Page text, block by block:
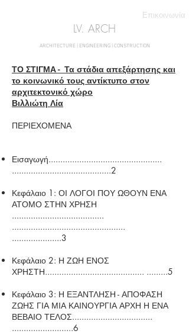
LV. ARCH
ARCHITECTURE | ENGINEERING | CONSTRUCTION
Επικοινωνία
ΤΟ ΣΤΙΓΜΑ - Τα στάδια απεξάρτησης και
το κοινωνικό τους αντίκτυπο στον
αρχιτεκτονικό χώρο
Βιλλιώτη Λία
ΠΕΡΙΕΧΟΜΕΝΑ
Εισαγωγή................................................
..........................................2
Κεφάλαιο 1: ΟΙ ΛΟΓΟΙ ΠΟΥ ΩΘΟΥΝ ΕΝΑ
ΑΤΟΜΟ ΣΤΗΝ ΧΡΗΣΗ
.......................................
................................................
.....................3
Κεφάλαιο 2: Η ΖΩΗ ΕΝΟΣ
ΧΡΗΣΤΗ.......................................... .........5
Κεφάλαιο 3: Η ΕΞΑΝΤΛΗΣΗ - ΑΠΟΦΑΣΗ
ΖΩΗΣ ΓΙΑ ΜΙΑ ΚΑΙΝΟΥΡΓΙΑ ΑΡΧΗ Η ΕΝΑ
ΒΕΒΑΙΟ ΤΕΛΟΣ..................................
..........................6